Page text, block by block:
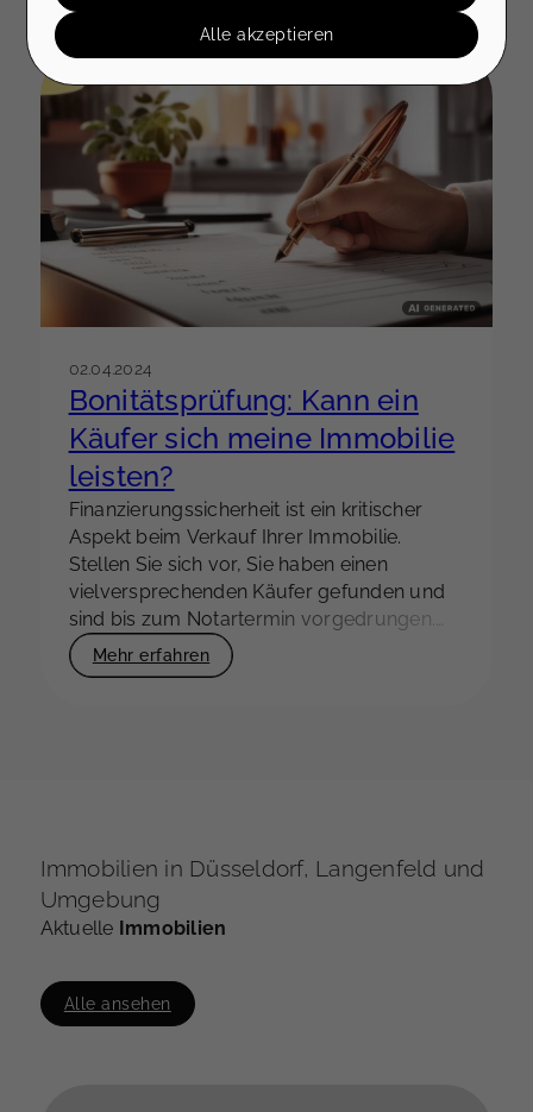
Scheidung bevorsteht. Die Entscheidung
für oder gegen den Kauf einer Immobilie
beeinflusst, darunter finanzielle Stabilität,
langfristige Lebenspläne und individuelle
Prioritäten. Die gegenwärtige Marktlage und
die hohen Immobilienpreise führen dazu,
dass viele Menschen den Kauf einer
Immobilie als eine große finanzielle Hürde
betrachten und sich daher vorerst für das
Mieten entscheiden. Doch ist das wirklich
immer die bessere Lösung?
02.04.2024
Bonitätsprüfung: Kann ein
Käufer sich meine Immobilie
leisten?
Finanzierungssicherheit ist ein kritischer
Aspekt beim Verkauf Ihrer Immobilie.
Stellen Sie sich vor, Sie haben einen
vielversprechenden Käufer gefunden und
sind bis zum Notartermin vorgedrungen.
Alles scheint reibungslos zu verlaufen, bis
plötzlich die Finanzierung platzt. Der
Mehr erfahren
Immobilien in Düsseldorf, Langenfeld und
Umgebung
Aktuelle Immobilien
Alle ansehen
Alle akzeptieren